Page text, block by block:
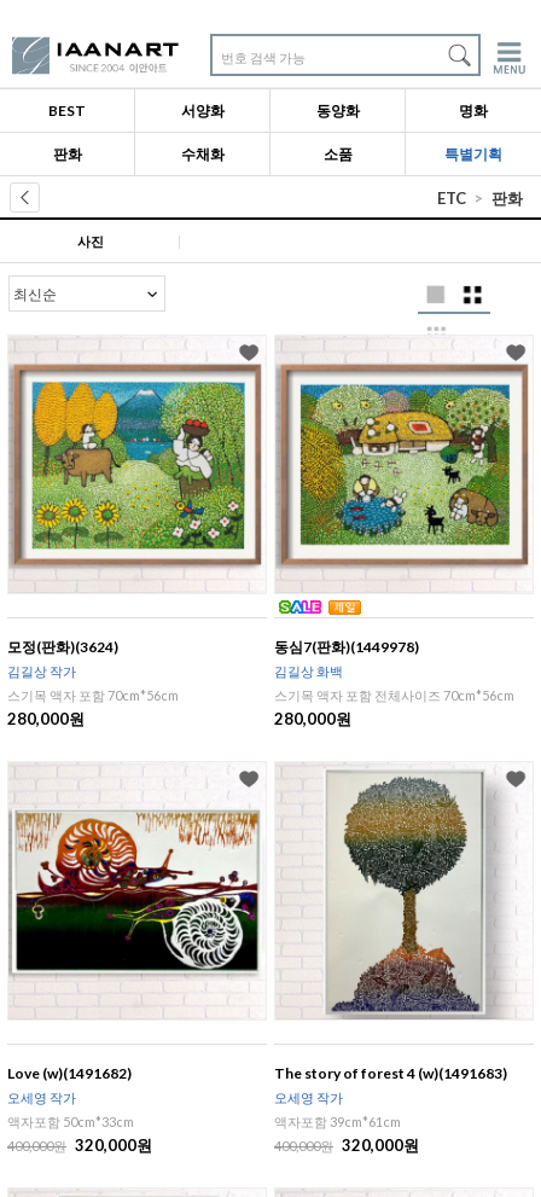
번호 검색 가능
BEST 서양화 동양화 명화
판화 수채화 소품 특별기획
ETC 판화
사진 |
모정(판화)(3624)
김길상 작가
스기목 액자 포함 70cm*56cm
280,000원
동심7(판화)(1449978)
김길상 화백
스기목 액자 포함 전체사이즈 70cm*56cm
280,000원
Love (w)(1491682)
오세영 작가
액자포함 50cm*33cm
400,000원 320,000원
The story of forest 4 (w)(1491683)
오세영 작가
액자포함 39cm*61cm
400,000원 320,000원